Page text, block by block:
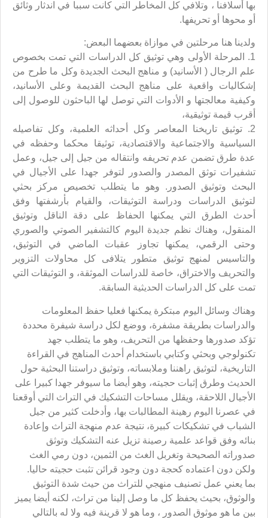
بها أسلافنا ، وتلافي كل المخاطر التي كانت سببا في اندثار وثائق
أو محوها أو تحريفها.
ولدينا هنا مرحلتين في موازاة بعضهما البعض:
1. المرحلة الأولى وهي توثيق كل الدراسات التي تمت بخصوص
علم الرجال ( الأسانيد) و مناهج البحث الجديدة وكل ما طرح من
إشكاليات واقعية على مناهج البحث القديمة وعلى الأسانيد،
وكيفية معالجتها و الأدوات التي توصل لها الباحثون للوصول إلى
أقرب قيمة توثيقية،
2. توثيق تاريخنا المعاصر وكل أحداثه العلمية، وكل تفاصيله
السياسية والاجتماعية والاقتصادية، توثيقا محكما وحفظه في
عدة طرق تضمن عدم تحريفه وانتقاله من جيل إلى جيل، وعمل
تشفيرات توثق المصدر والصدور لتوفر جهدا على الأجيال في
البحث وتوثيق الصدور. وهو ما يتطلب تخصيص مركز بحثي
لتوثيق الدراسات ودراسة التوثيقات، والقيام بأرشفتها وفق
أحدث الطرق التي يمكنها الحفاظ على دقة الناقل وتوثيق
المنقول، وهناك نظم جديدة اليوم كالتشفير الصوتي والصوري
وحتى الرقمي، يمكنها تجاوز عقبات الماضي في التوثيق،
والتاسيس لمنهج توثيق متطور يتلافى كل محاولات التزوير
والتحريف والاختراق، خاصة للدراسات الموثقة، و التوثيقات التي
تمت على كل الدراسات الحديثية السابقة.
وهناك وسائل اليوم مبتكرة يمكنها فعليا حفظ المعلومات
والدراسات بطريقة مشفرة، ووضع لكل دراسة شيفرة محددة
تؤكد صدورها وحفظها من التحريف، وهو ما يتطلب جهد
تكنولوجي وبحثي وكتابي باستخدام أحدث المناهج في القراءة
التاريخية، لتوثيق راهننا وملابساته، وتوثيق دراستنا البحثية حول
الحديث وطرق إثبات حجيته، وهو أيضا ما سيوفر جهدا كبيرا على
الأجيال اللاحقة، ويقلل مساحات التشكيك في التراث التي أوقعنا
في عصرنا اليوم رهينة المطالبات بها، وأدخلت كثير من جيل
الشباب في تشكيكات كبيرة، نتيجة عدم منهجة التراث وإعادة
بنائه وفق قواعد علمية رصينة تزيل عنه التشكيك وتوثق
صدوراته الصحيحة وتغربل الغث من الثمين، دون رمي الغث
ولكن دون اعتماده كحجة دون وجود قرائن تثبت حجيته حاليا.
بما يعني عمل تصنيف منهجي للتراث من حيث شدة التوثيق
والوثوق، بحيث يحفظ كل ما وصل إلينا من تراث، لكنه أيضا يميز
بين ما هو موثوق الصدور ، وما هو لا قرينة فيه ولا له بالتالي